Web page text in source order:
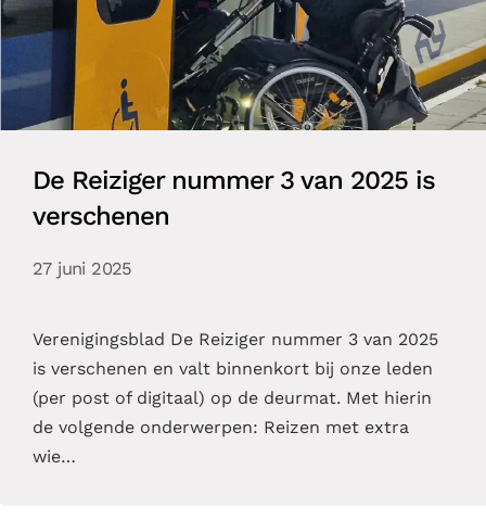
De Reiziger nummer 3 van 2025 is
verschenen
27 juni 2025
Verenigingsblad De Reiziger nummer 3 van 2025
is verschenen en valt binnenkort bij onze leden
(per post of digitaal) op de deurmat. Met hierin
de volgende onderwerpen: Reizen met extra
wie…